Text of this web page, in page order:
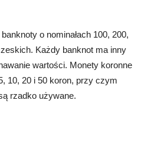
o nominałach 100, 200,
Każdy banknot ma inny
wartości. Monety koronne
10, 20 i 50 koron, przy czym
rzadko używane.